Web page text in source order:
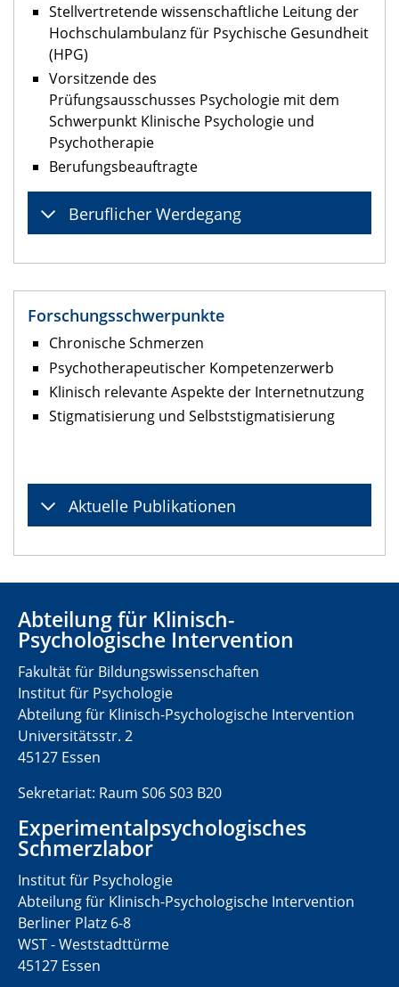
Stellvertretende wissenschaftliche Leitung der
Hochschulambulanz für Psychische Gesundheit
(HPG)
Vorsitzende des
Prüfungsausschusses Psychologie mit dem
Schwerpunkt Klinische Psychologie und
Psychotherapie
Berufungsbeauftragte
Beruflicher Werdegang
Forschungsschwerpunkte
Chronische Schmerzen
Psychotherapeutischer Kompetenzerwerb
Klinisch relevante Aspekte der Internetnutzung
Stigmatisierung und Selbststigmatisierung
Aktuelle Publikationen
Abteilung für Klinisch-
Psychologische Intervention
Fakultät für Bildungswissenschaften
Institut für Psychologie
Abteilung für Klinisch-Psychologische Intervention
Universitätsstr. 2
45127 Essen
Sekretariat: Raum S06 S03 B20
Experimentalpsychologisches
Schmerzlabor
Institut für Psychologie
Abteilung für Klinisch-Psychologische Intervention
Berliner Platz 6-8
WST - Weststadttürme
45127 Essen